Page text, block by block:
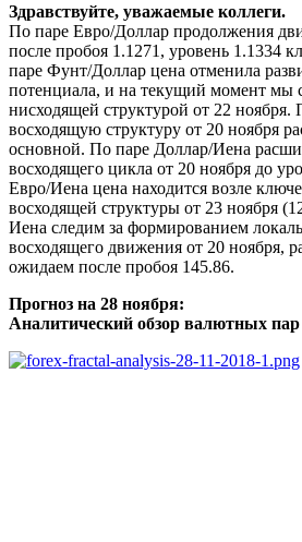
Здравствуйте, уважаемые коллеги.
По паре Евро/Доллар продолжения
после пробоя 1.1271, уровень 1.1334
паре Фунт/Доллар цена отменила
потенциала, и на текущий момент мы
нисходящей структурой от 22
восходящую структуру от 20 ноября
основной. По паре Доллар/Иена
восходящего цикла от 20 ноября до
Евро/Иена цена находится возле
восходящей структуры от 23 ноября
Иена следим за формированием
восходящего движения от 20 ноября,
ожидаем после пробоя 145.86.
Прогноз на 28 ноября:
Аналитический обзор валютных